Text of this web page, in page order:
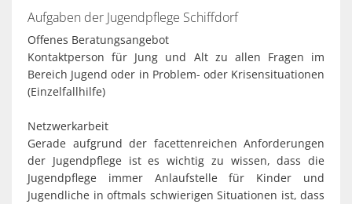
Aufgaben der Jugendpflege Schiffdorf
Offenes Beratungsangebot
Kontaktperson für Jung und Alt zu allen Fragen im
Bereich Jugend oder in Problem- oder Krisensituationen
(Einzelfallhilfe)
Netzwerkarbeit
Gerade aufgrund der facettenreichen Anforderungen
der Jugendpflege ist es wichtig zu wissen, dass die
Jugendpflege immer Anlaufstelle für Kinder und
Jugendliche in oftmals schwierigen Situationen ist, dass